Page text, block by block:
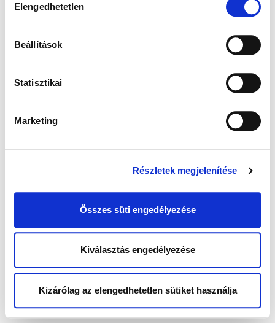
kiválasztása
Elengedhetetlen
Beállítások
Statisztikai
Marketing
Részletek megjelenítése
Összes süti engedélyezése
Kiválasztás engedélyezése
Kizárólag az elengedhetetlen sütiket használja